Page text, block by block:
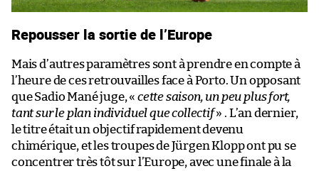
Repousser la sortie de l’Europe
Mais d’autres paramètres sont à prendre en compte à
l’heure de ces retrouvailles face à Porto. Un opposant
que Sadio Mané juge, « cette saison, un peu plus fort,
tant sur le plan individuel que collectif» . L’an dernier,
le titre était un objectif rapidement devenu
chimérique, et les troupes de Jürgen Klopp ont pu se
concentrer très tôt sur l’Europe, avec une finale à la